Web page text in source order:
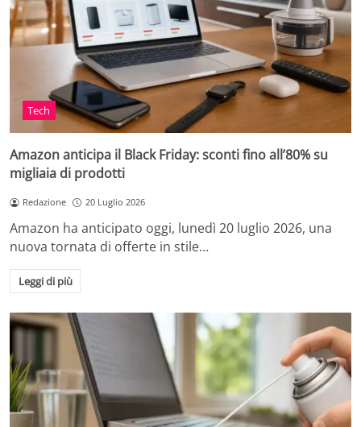
Tech
Amazon anticipa il Black Friday: sconti fino all’80% su
migliaia di prodotti
Redazione 20 Luglio 2026
Amazon ha anticipato oggi, lunedì 20 luglio 2026, una
nuova tornata di offerte in stile…
Leggi di più